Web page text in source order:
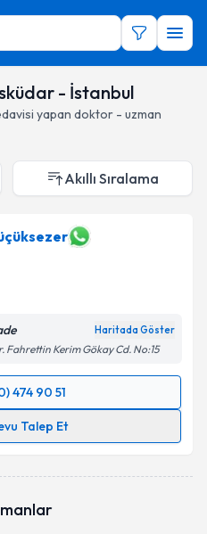
- İstanbul
yapan doktor - uzman
Akıllı Sıralama
Haritada Göster
Kerim Gökay Cd. No:15
474 90 51
Talep Et
randevu almanız için bir